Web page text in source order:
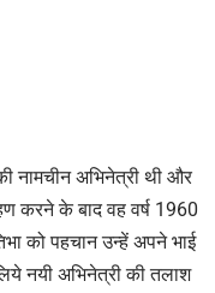
नामचीन अभिनेत्री थी और
करने के बाद वह वर्ष 1960
को पहचान उन्हें अपने भाई
नयी अभिनेत्री की तलाश